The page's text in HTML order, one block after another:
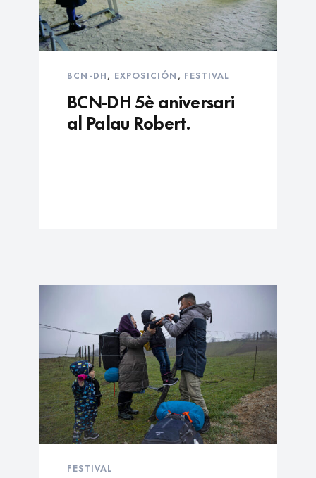
BCN-DH, EXPOSICIÓN , FESTIVAL
BCN-DH 5è aniversari
al Palau Robert.
FESTIVAL